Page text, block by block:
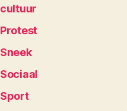
cultuur
Protest
Sneek
Sociaal
Sport